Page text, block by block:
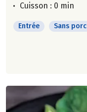
Cuisson : 0 min
Entrée Sans porc